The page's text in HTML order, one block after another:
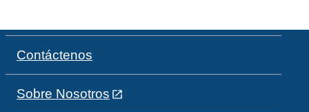
Contáctenos
Sobre Nosotros